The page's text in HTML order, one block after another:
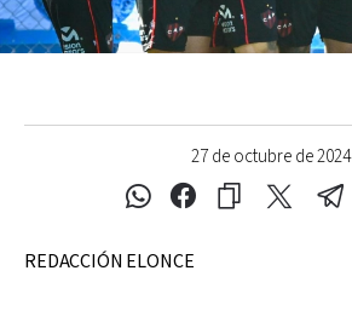
27 de octubre de 2024
REDACCIÓN ELONCE